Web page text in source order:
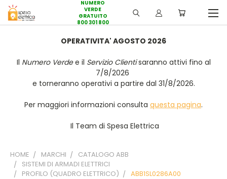
NUMERO
VERDE
GRATUITO
800 301 800
OPERATIVITA' AGOSTO 2026
Il Numero Verdee il Servizio Clientisaranno attivi fino al
7/8/2026
e torneranno operativi a partire dal 31/8/2026.
Per maggiori informazioni consulta questa pagina.
Il Team di Spesa Elettrica
HOME MARCHI
CATALOGO ABB
SISTEMI DI ARMADI ELETTRICI
PROFILO (QUADRO ELETTRICO)
ABB1SL0286A00